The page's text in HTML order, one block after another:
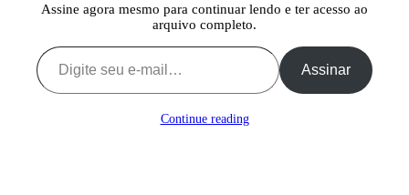
Assine agora mesmo para continuar lendo e ter acesso ao
arquivo completo.
Digite seu e-mail…
Assinar
Continue reading